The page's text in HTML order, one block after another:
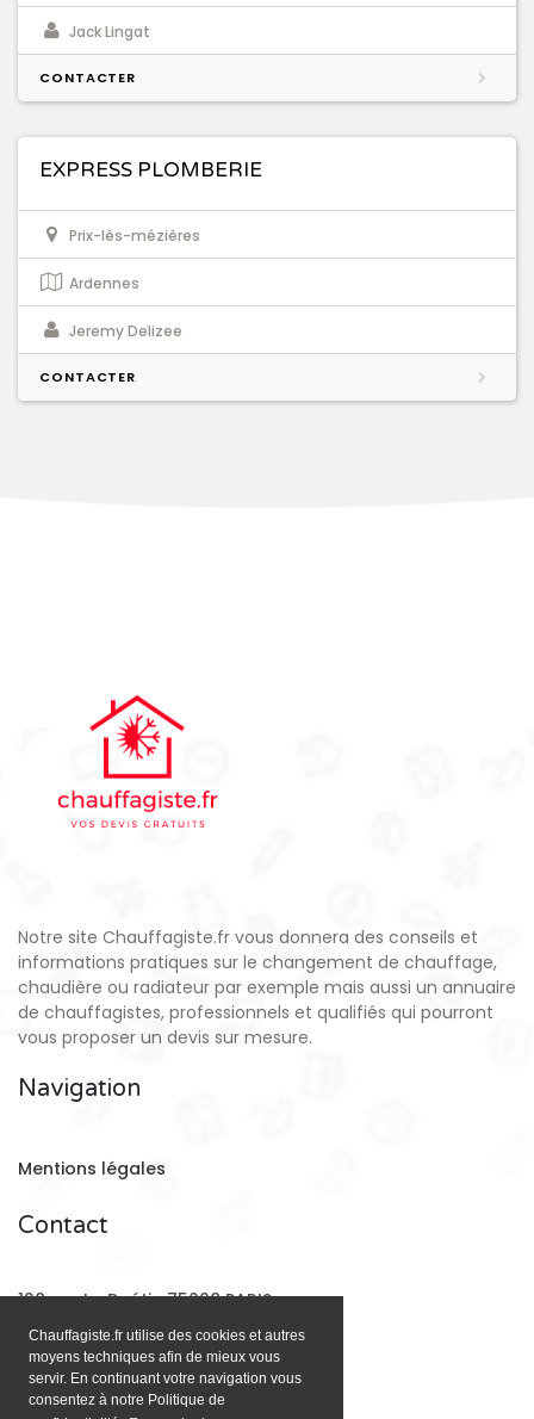
Chauffagiste.fr utilise des cookies et autres
moyens techniques afin de mieux vous
servir. En continuant votre navigation vous
consentez à notre Politique de
Jack Lingat
CONTACTER
EXPRESS PLOMBERIE
Prix-lès-mézières
Ardennes
Jeremy Delizee
CONTACTER
Notre site Chauffagiste.fr vous donnera des conseils et
informations pratiques sur le changement de chauffage,
chaudière ou radiateur par exemple mais aussi un annuaire
de chauffagistes, professionnels et qualifiés qui pourront
vous proposer un devis sur mesure.
Navigation
Mentions légales
Contact
128 rue La Boétie 75008 PARIS
Email: contact@chauffagiste.fr